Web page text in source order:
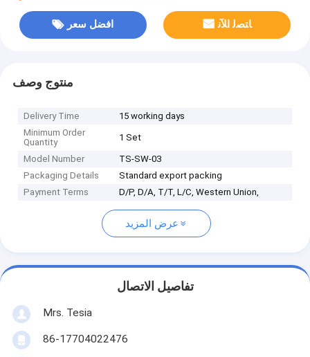
افضل سعر ﺎﺘﺼﻟ ﺍﻶﻧ
منتوج وصف
Delivery Time
15 working days
Minimum Order
Quantity
1 Set
Model Number
TS-SW-03
Packaging Details
Standard export packing
Payment Terms
D/P, D/A, T/T, L/C, Western Union,
عرض المزيد
تفاصيل الاتصال
Mrs. Tesia
86-17704022476